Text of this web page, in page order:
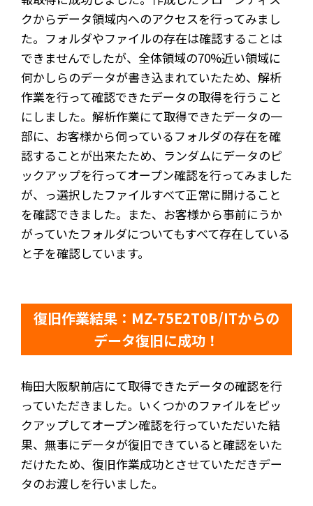
クからデータ領域内へのアクセスを行ってみまし
た。フォルダやファイルの存在は確認することは
できませんでしたが、全体領域の70%近い領域に
何かしらのデータが書き込まれていたため、解析
作業を行って確認できたデータの取得を行うこと
にしました。解析作業にて取得できたデータの一
部に、お客様から伺っているフォルダの存在を確
認することが出来たため、ランダムにデータのピ
ックアップを行ってオープン確認を行ってみました
が、っ選択したファイルすべて正常に開けること
を確認できました。また、お客様から事前にうか
がっていたフォルダについてもすべて存在している
と子を確認しています。
復旧作業結果：MZ-75E2T0B/ITからの
データ復旧に成功！
梅田大阪駅前店にて取得できたデータの確認を行
っていただきました。いくつかのファイルをピッ
クアップしてオープン確認を行っていただいた結
果、無事にデータが復旧できていると確認をいた
だけたため、復旧作業成功とさせていただきデー
タのお渡しを行いました。